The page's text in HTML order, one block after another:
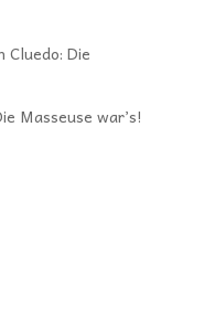
Cluedo: Die
Masseuse war’s!